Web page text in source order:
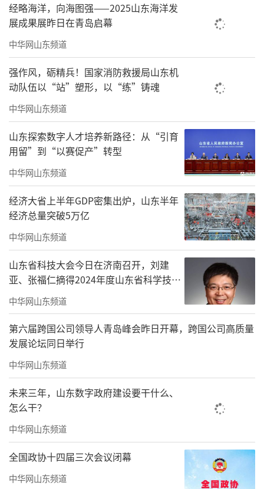
各县市区党委社会工作部、潍坊市属各开
发区负责社会工作的部门单位分管负责同志，
山东省内外部分高校社会工作专业负责人代
表，部分驻潍高校、潍坊高级社会工作师代表
及潍坊科技学院师生等500余人参加大会。
（记者/马小杰来源：大众新闻·齐鲁壹
点）
责任编辑：王鑫
经略海洋，向海图强——2025山东海洋发
展成果展昨日在青岛启幕
中华网山东频道
强作风，砺精兵！国家消防救援局山东机
动队伍以“站”塑形，以“练”铸魂
中华网山东频道
山东探索数字人才培养新路径：从“引育
用留”到“以赛促产”转型
中华网山东频道
经济大省上半年GDP密集出炉，山东半年
经济总量突破5万亿
中华网山东频道
山东省科技大会今日在济南召开，刘建
亚、张福仁摘得2024年度山东省科学技术
奖最高奖！
中华网山东频道
第六届跨国公司领导人青岛峰会昨日开幕，跨国公司高质量
发展论坛同日举行
中华网山东频道
未来三年，山东数字政府建设要干什么、
怎么干？
中华网山东频道
全国政协十四届三次会议闭幕
中华网山东频道